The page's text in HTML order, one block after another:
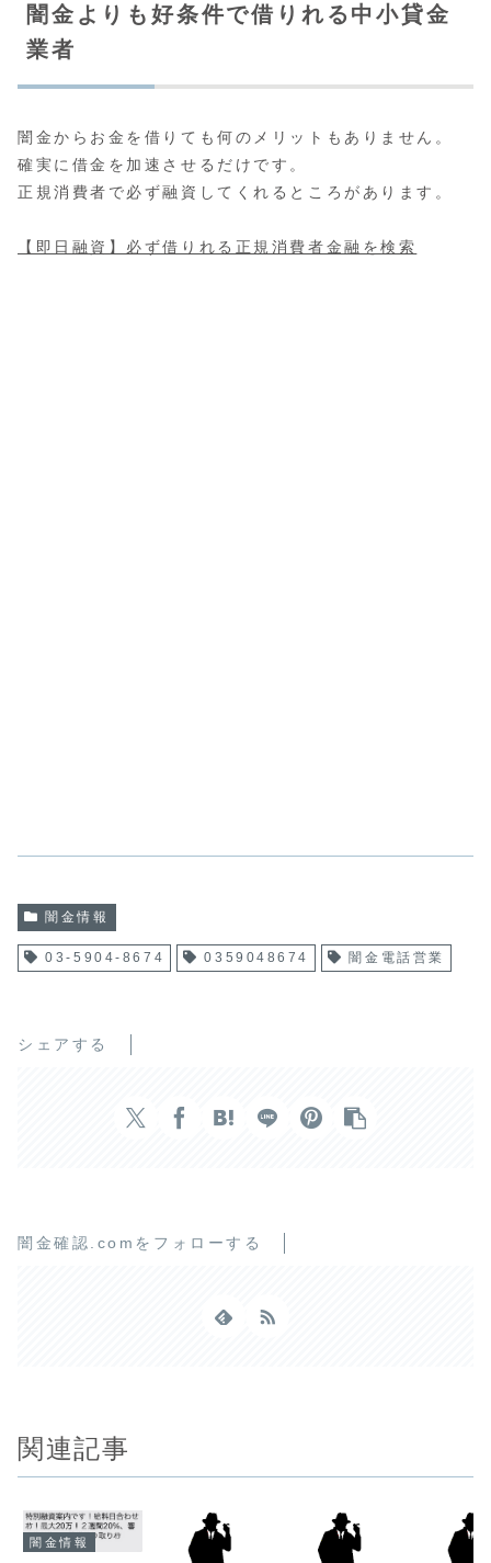
闇金よりも好条件で借りれる中小貸金
業者
闇金からお金を借りても何のメリットもありません。
確実に借金を加速させるだけです。
正規消費者で必ず融資してくれるところがあります。
【即日融資】必ず借りれる正規消費者金融を検索
闇金情報
03-5904-8674 0359048674 闇金電話営業
シェアする
闇金確認.comをフォローする
関連記事
闇金情報